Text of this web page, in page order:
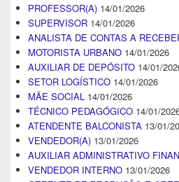
PROFESSOR(A) 14/01/2026
SUPERVISOR 14/01/2026
ANALISTA DE CONTAS A
MOTORISTA URBANO 14/01/2026
AUXILIAR DE DEPÓSITO 14/01/
SETOR LOGÍSTICO 14/01/2026
MÃE SOCIAL 14/01/2026
TÉCNICO PEDAGÓGICO 14/01/
ATENDENTE BALCONISTA 13/01/
VENDEDOR(A) 13/01/2026
AUXILIAR ADMINISTRATIVO
VENDEDOR INTERNO 13/01/2026